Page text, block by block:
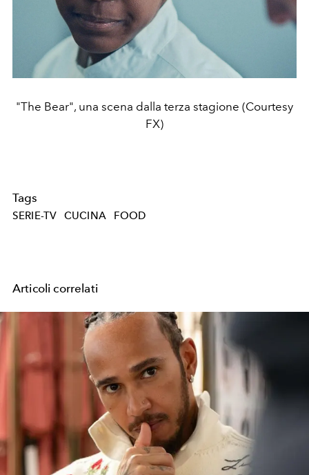
"The Bear", una scena dalla terza stagione (Courtesy
FX)
Tags
SERIE-TV CUCINA FOOD
Articoli correlati